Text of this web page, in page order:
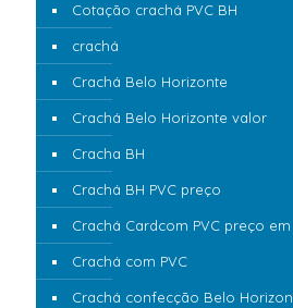
Cotação crachá PVC BH
crachá
Crachá Belo Horizonte
Crachá Belo Horizonte valor
Cracha BH
Crachá BH PVC preço
Crachá Cardcom PVC preço em
Crachá com PVC
Crachá confecção Belo